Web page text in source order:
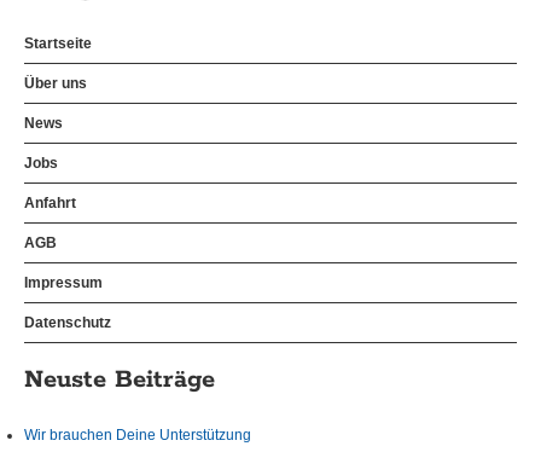
Startseite
Über uns
News
Jobs
Anfahrt
AGB
Impressum
Datenschutz
Neuste Beiträge
Wir brauchen Deine Unterstützung